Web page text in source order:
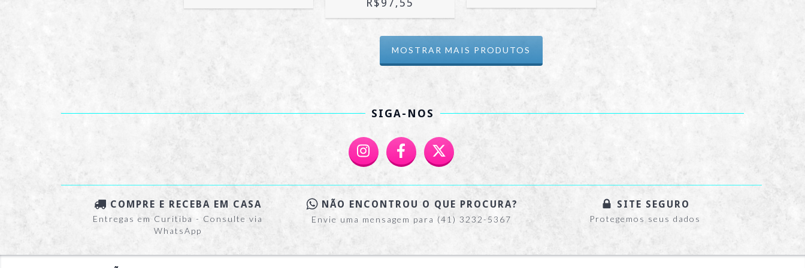
R$97,55
MOSTRAR MAIS PRODUTOS
SIGA-NOS
COMPRE E RECEBA EM CASA
Entregas em Curitiba - Consulte via
WhatsApp
NÃO ENCONTROU O QUE PROCURA?
Envie uma mensagem para (41) 3232-5367
SITE SEGURO
Protegemos seus dados